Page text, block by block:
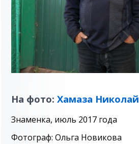
На фото: Хамаза Николай
Знаменка, июль 2017 года
Фотограф: Ольга Новикова